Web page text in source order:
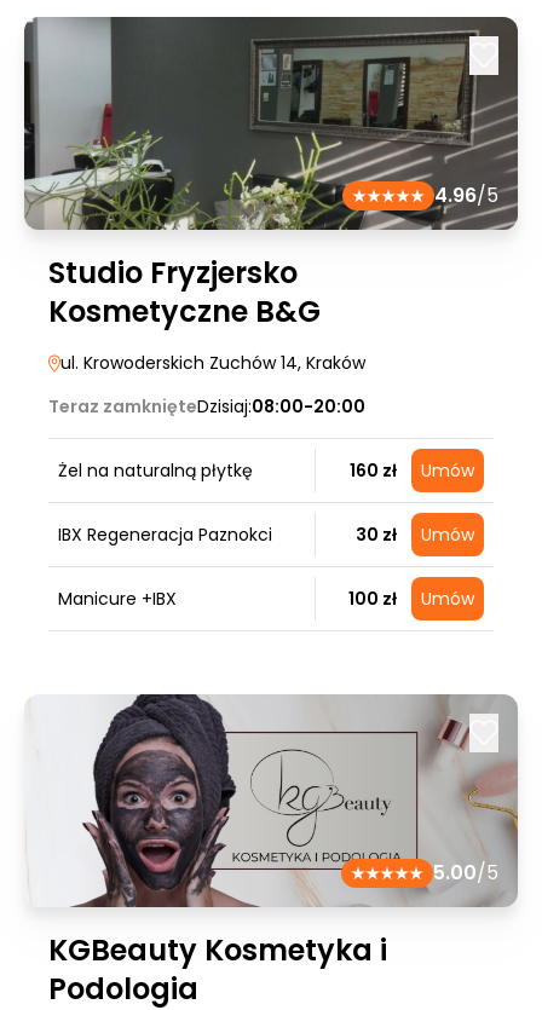
4.96/5
Studio Fryzjersko
Kosmetyczne B&G
ul. Krowoderskich Zuchów 14, Kraków
Teraz zamknięteDzisiaj:08:00-20:00
Żel na naturalną płytkę 160 zł Umów
IBX Regeneracja Paznokci 30 zł Umów
Manicure +IBX 100 zł Umów
5.00/5
KGBeauty Kosmetyka i
Podologia